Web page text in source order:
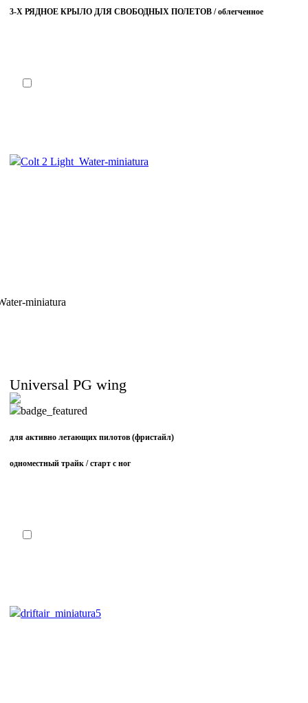
3-Х РЯДНОЕ КРЫЛО ДЛЯ СВОБОДНЫХ ПОЛЕТОВ / облегченное
Universal PG wing
для активно летающих пилотов (фристайл)
одноместный трайк / старт с ног